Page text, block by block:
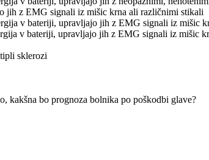
jih z EMG signali iz mišic krna ali različnimi stikali
v bateriji, upravljajo jih z EMG signali iz mišic
v bateriji, upravljajo jih z EMG signali iz mišic
sklerozi
kakšna bo prognoza bolnika po poškodbi glave?